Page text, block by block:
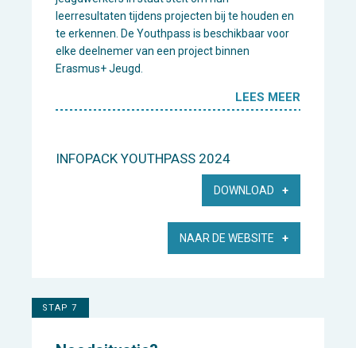
leerresultaten tijdens projecten bij te houden en
te erkennen. De Youthpass is beschikbaar voor
elke deelnemer van een project binnen
Erasmus+ Jeugd.
LEES MEER
INFOPACK YOUTHPASS 2024
DOWNLOAD
NAAR DE WEBSITE
STAP 7